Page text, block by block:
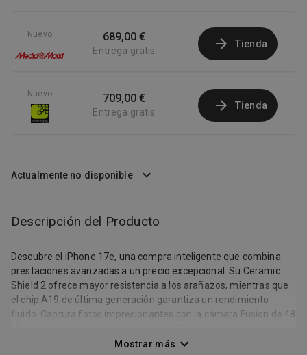
Nuevo 689,00 €
Entrega gratis
Tienda
Nuevo 709,00 €
Entrega gratis
Tienda
Actualmente no disponible
Descripción del Producto
Descubre el iPhone 17e, una compra inteligente que combina
prestaciones avanzadas a un precio excepcional. Su Ceramic
Shield 2 ofrece mayor resistencia a los arañazos, mientras que
el chip A19 de última generación garantiza un rendimiento
fluido. Captura fotos impresionantes con la cámara Fusion de 48
USB-C. Diseño resistente y atractivo con estructura de aluminio
Mostrar más